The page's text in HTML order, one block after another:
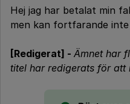
Hej jag har betalat min
men kan fortfarande inte
[Redigerat] - Ämnet har
titel har redigerats för att